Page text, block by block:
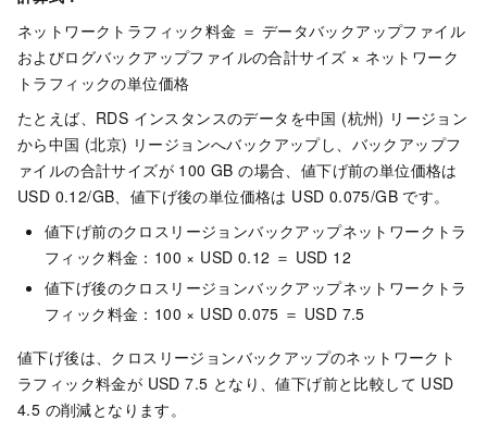
ネットワークトラフィック料金 ＝ データバックアップファイル
およびログバックアップファイルの合計サイズ × ネットワーク
トラフィックの単位価格
たとえば、RDS インスタンスのデータを中国 (杭州) リージョン
から中国 (北京) リージョンへバックアップし、バックアップフ
ァイルの合計サイズが 100 GB の場合、値下げ前の単位価格は
USD 0.12/GB、値下げ後の単位価格は USD 0.075/GB です。
値下げ前のクロスリージョンバックアップネットワークトラ
フィック料金：100 × USD 0.12 ＝ USD 12
値下げ後のクロスリージョンバックアップネットワークトラ
フィック料金：100 × USD 0.075 ＝ USD 7.5
値下げ後は、クロスリージョンバックアップのネットワークト
ラフィック料金が USD 7.5 となり、値下げ前と比較して USD
4.5 の削減となります。